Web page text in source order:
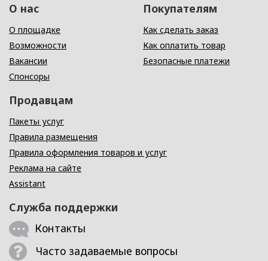
О нас
О площадке
Возможности
Вакансии
Спонсоры
Покупателям
Как сделать заказ
Как оплатить товар
Безопасные платежи
Продавцам
Пакеты услуг
Правила размещения
Правила оформления товаров и услуг
Реклама на сайте
Assistant
Служба поддержки
Контакты
Часто задаваемые вопросы